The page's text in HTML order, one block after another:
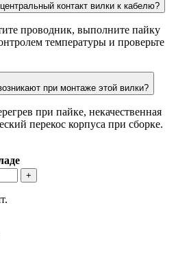
контакт вилки к кабелю?
проводник, выполните пайку
температуры и проверьте
при монтаже этой вилки?
при пайке, некачественная
перекос корпуса при сборке.
+